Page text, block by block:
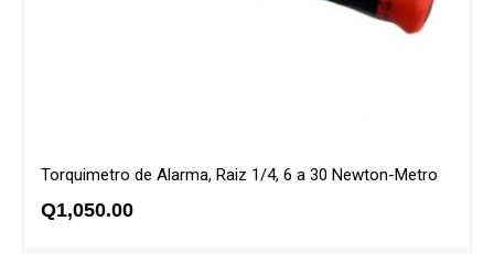
Torquimetro de Alarma, Raiz 1/4, 6 a 30 Newton-Metro
Q1,050.00